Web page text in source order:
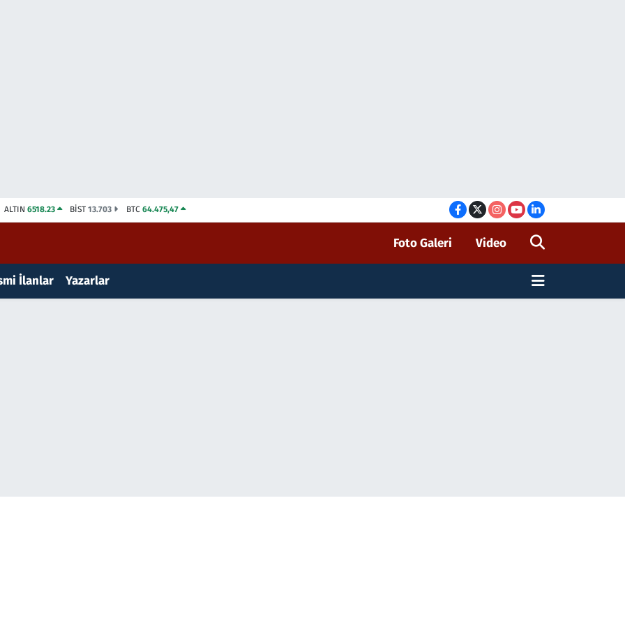
ALTIN 6518.23 BİST13.703 BTC 64.475,47
Foto Galeri Video
İlanlar Yazarlar